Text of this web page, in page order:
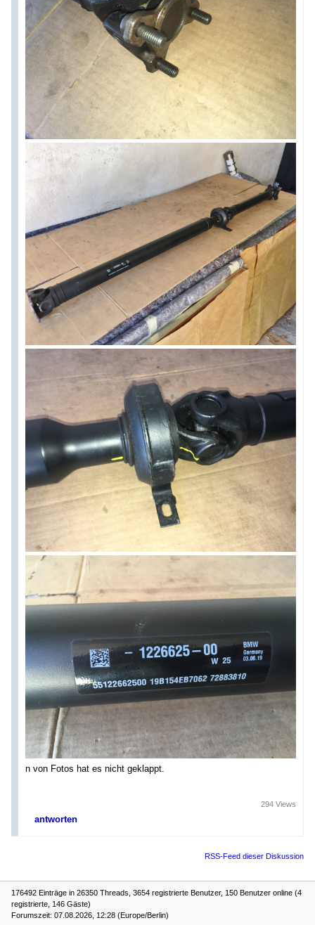
n von Fotos hat es nicht geklappt.
antworten
294 Views
RSS-Feed dieser Diskussion
176492 Einträge in 26350 Threads, 3654 registrierte Benutzer, 150 Benutzer online (4
registrierte, 146 Gäste)
Forumszeit: 07.08.2026, 12:28 (Europe/Berlin)